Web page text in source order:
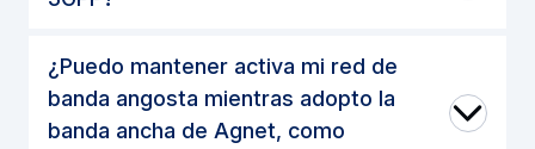
¿Puedo mantener activa mi red de
banda angosta mientras adopto la
banda ancha de Agnet, como